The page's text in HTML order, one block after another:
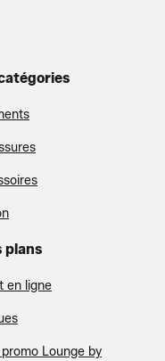
plans
en ligne
Lounge by